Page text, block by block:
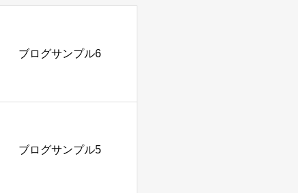
ブログサンプル6
ブログサンプル5